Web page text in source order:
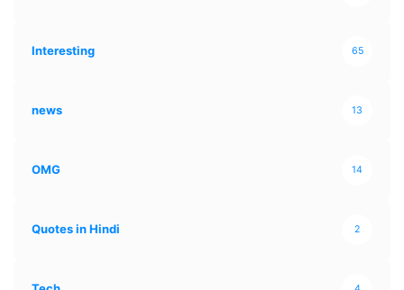
Interesting 65
news 13
OMG 14
Quotes in Hindi 2